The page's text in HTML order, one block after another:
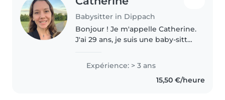
Babysitter in Dippach
Bonjour ! Je m'appelle Catherine.
J'ai 29 ans, je suis une baby-sitter
Belgique. J'ai 3 ans d'expérience
en tant que professeure
d'anglais et de français..
Expérience: > 3 ans
15,50 €/heure